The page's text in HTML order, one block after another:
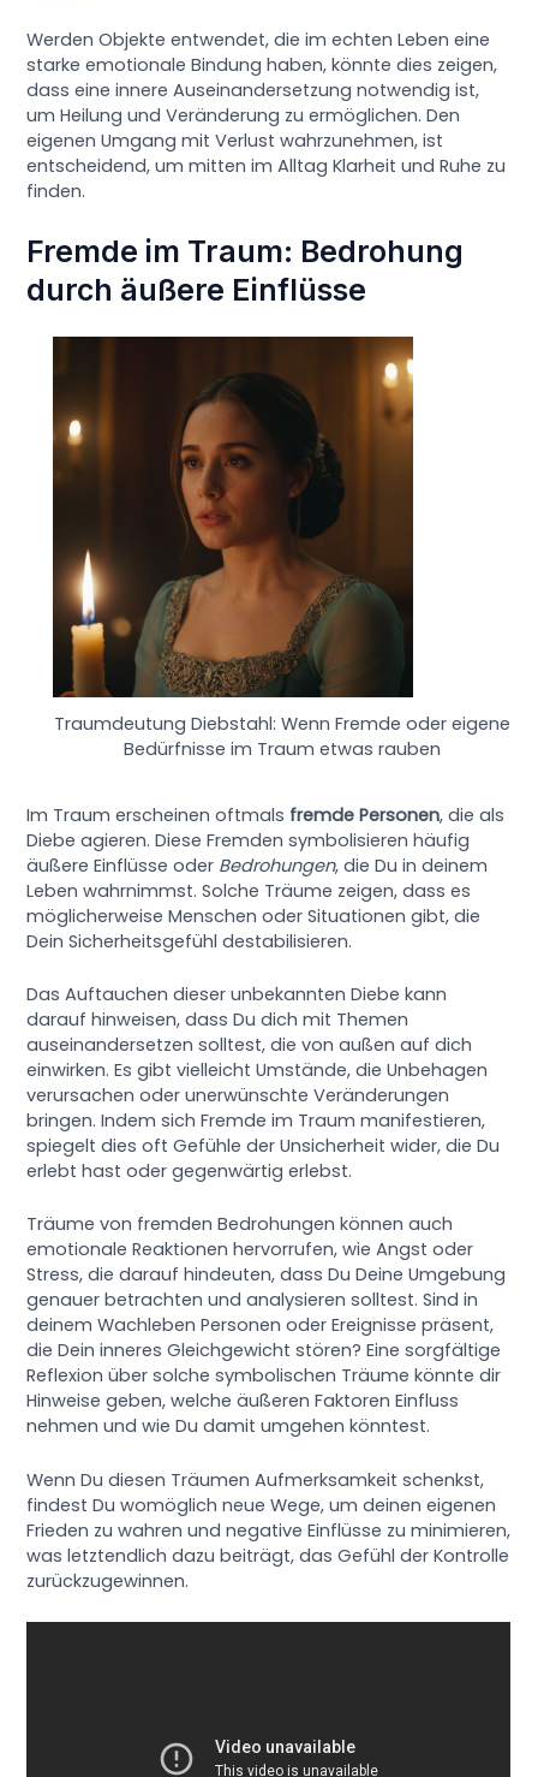
Werden Objekte entwendet, die im echten Leben eine
starke emotionale Bindung haben, könnte dies zeigen,
dass eine innere Auseinandersetzung notwendig ist,
um Heilung und Veränderung zu ermöglichen. Den
eigenen Umgang mit Verlust wahrzunehmen, ist
entscheidend, um mitten im Alltag Klarheit und Ruhe zu
finden.
Fremde im Traum: Bedrohung
durch äußere Einflüsse
Traumdeutung Diebstahl: Wenn Fremde oder eigene
Bedürfnisse im Traum etwas rauben
Im Traum erscheinen oftmals fremde Personen, die als
Diebe agieren. Diese Fremden symbolisieren häufig
äußere Einflüsse oder Bedrohungen, die Du in deinem
Leben wahrnimmst. Solche Träume zeigen, dass es
möglicherweise Menschen oder Situationen gibt, die
Dein Sicherheitsgefühl destabilisieren.
Das Auftauchen dieser unbekannten Diebe kann
darauf hinweisen, dass Du dich mit Themen
auseinandersetzen solltest, die von außen auf dich
einwirken. Es gibt vielleicht Umstände, die Unbehagen
verursachen oder unerwünschte Veränderungen
bringen. Indem sich Fremde im Traum manifestieren,
spiegelt dies oft Gefühle der Unsicherheit wider, die Du
erlebt hast oder gegenwärtig erlebst.
Träume von fremden Bedrohungen können auch
emotionale Reaktionen hervorrufen, wie Angst oder
Stress, die darauf hindeuten, dass Du Deine Umgebung
genauer betrachten und analysieren solltest. Sind in
deinem Wachleben Personen oder Ereignisse präsent,
die Dein inneres Gleichgewicht stören? Eine sorgfältige
Reflexion über solche symbolischen Träume könnte dir
Hinweise geben, welche äußeren Faktoren Einfluss
nehmen und wie Du damit umgehen könntest.
Wenn Du diesen Träumen Aufmerksamkeit schenkst,
findest Du womöglich neue Wege, um deinen eigenen
Frieden zu wahren und negative Einflüsse zu minimieren,
was letztendlich dazu beiträgt, das Gefühl der Kontrolle
zurückzugewinnen.